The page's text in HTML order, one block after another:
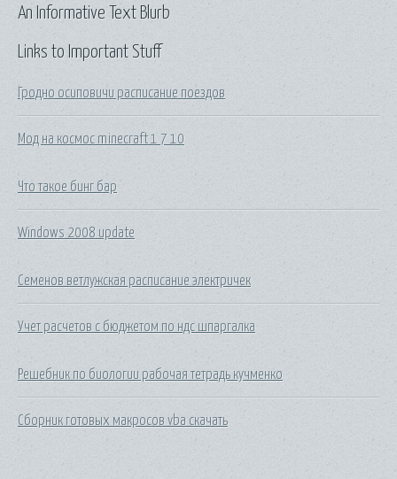
Links to Important Stuff
Гродно осиповичи расписание поездов
Мод на космос minecraft 1 7 10
Что такое бинг бар
Windows 2008 update
Семенов ветлужская расписание электричек
Учет расчетов с бюджетом по ндс шпаргалка
Решебник по биологии рабочая тетрадь кучменко
Сборник готовых макросов vba скачать
An Informative Text Blurb